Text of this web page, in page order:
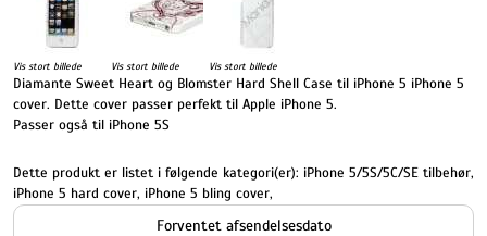
Vis stort billede Vis stort billede Vis stort billede
Diamante Sweet Heart og Blomster Hard Shell Case til iPhone 5 iPhone 5
cover. Dette cover passer perfekt til Apple iPhone 5.
Passer også til iPhone 5S
Dette produkt er listet i følgende kategori(er): iPhone 5/5S/5C/SE tilbehør,
iPhone 5 hard cover, iPhone 5 bling cover,
Forventet afsendelsesdato